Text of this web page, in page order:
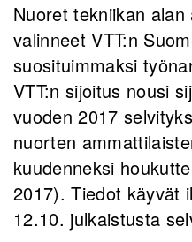
Nuoret tekniikan
valinneet VTT:n
suosituimmaksi
VTT:n sijoitus nousi
vuoden 2017
nuorten
kuudenneksi
2017). Tiedot käyvät
12.10. julkaistusta